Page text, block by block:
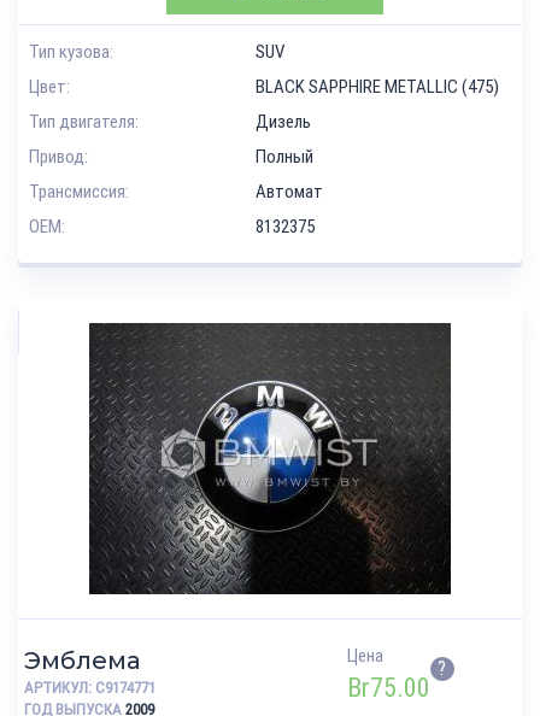
Тип кузова:
SUV
Цвет:
BLACK SAPPHIRE METALLIC (475)
Тип двигателя:
Дизель
Привод:
Полный
Трансмиссия:
Автомат
OEM:
8132375
Эмблема
АРТИКУЛ: C9174771
ГОД ВЫПУСКА 2009
Цена
Br75.00
?